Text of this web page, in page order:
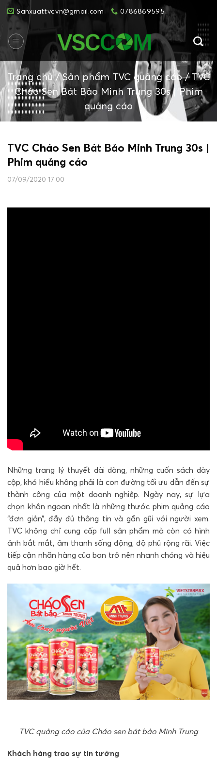
content
Sanxuattvc.vn@gmail.com 0786869595
Trang chủ/Sản phẩm TVC quảng cáo/TVC
Cháo Sen Bát Bảo Minh Trung 30s | Phim
quảng cáo
TVC Cháo Sen Bát Bảo Minh Trung 30s |
Phim quảng cáo
07/09/2020 17:00
Những trang lý thuyết dài dòng, những cuốn sách dày
cộp, khó hiểu không phải là con đường tối ưu dẫn đến sự
thành công của một doanh nghiệp. Ngày nay, sự lựa
chọn khôn ngoan nhất là những thước phim quảng cáo
“đơn giản”, đầy đủ thông tin và gần gũi với người xem.
TVC không chỉ cung cấp full sản phẩm mà còn có hình
ảnh bắt mắt, âm thanh sống động, độ phủ rộng rãi. Việc
tiếp cận nhãn hàng của bạn trở nên nhanh chóng và hiệu
quả hơn bao giờ hết.
TVC quảng cáo của Cháo sen bát bảo Minh Trung
Khách hàng trao sự tin tưởng